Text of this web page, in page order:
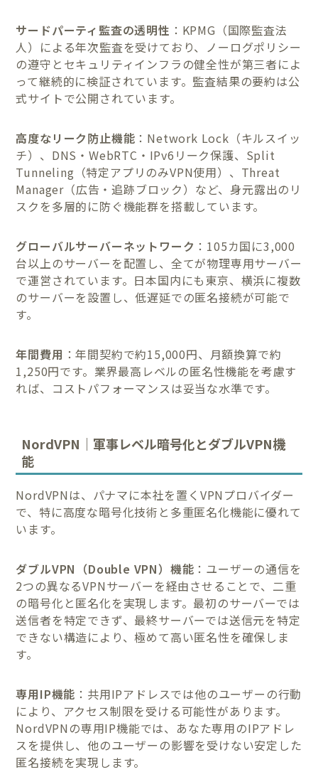
サードパーティ監査の透明性 ：KPMG（国際監査法
人）による年次監査を受けており、ノーログポリシー
の遵守とセキュリティインフラの健全性が第三者によ
って継続的に検証されています。監査結果の要約は公
式サイトで公開されています。
高度なリーク防止機能 ：Network Lock（キルスイッ
チ）、DNS・WebRTC・IPv6リーク保護、Split
Tunneling（特定アプリのみVPN使用）、Threat
Manager（広告・追跡ブロック）など、身元露出のリ
スクを多層的に防ぐ機能群を搭載しています。
グローバルサーバーネットワーク ：105カ国に3,000
台以上のサーバーを配置し、全てが物理専用サーバー
で運営されています。日本国内にも東京、横浜に複数
のサーバーを設置し、低遅延での匿名接続が可能で
す。
年間費用 ：年間契約で約15,000円、月額換算で約
1,250円です。業界最高レベルの匿名性機能を考慮す
れば、コストパフォーマンスは妥当な水準です。
NordVPN｜軍事レベル暗号化とダブルVPN機
能
NordVPNは、パナマに本社を置くVPNプロバイダー
で、特に高度な暗号化技術と多重匿名化機能に優れて
います。
ダブルVPN（Double VPN）機能 ：ユーザーの通信を
2つの異なるVPNサーバーを経由させることで、二重
の暗号化と匿名化を実現します。最初のサーバーでは
送信者を特定できず、最終サーバーでは送信元を特定
できない構造により、極めて高い匿名性を確保しま
す。
専用IP機能 ：共用IPアドレスでは他のユーザーの行動
により、アクセス制限を受ける可能性があります。
NordVPNの専用IP機能では、あなた専用のIPアドレ
スを提供し、他のユーザーの影響を受けない安定した
匿名接続を実現します。